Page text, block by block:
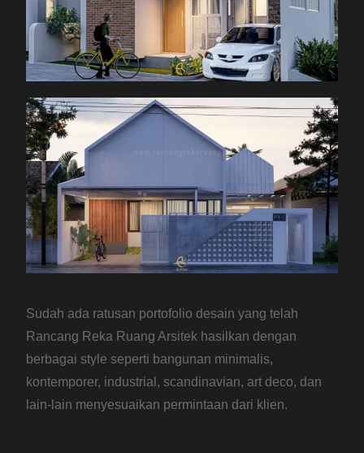
Sudah ada ratusan portofolio desain yang telah
Rancang Reka Ruang Arsitek hasilkan dengan
berbagai style seperti bangunan minimalis,
kontemporer, industrial, scandinavian, art deco, dan
lain-lain menyesuaikan permintaan dari klien.